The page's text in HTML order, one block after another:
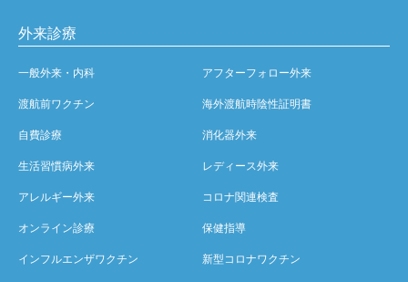
外来診療
一般外来・内科 アフターフォロー外来
渡航前ワクチン 海外渡航時陰性証明書
自費診療 消化器外来
生活習慣病外来 レディース外来
アレルギー外来 コロナ関連検査
オンライン診療 保健指導
インフルエンザワクチン 新型コロナワクチン